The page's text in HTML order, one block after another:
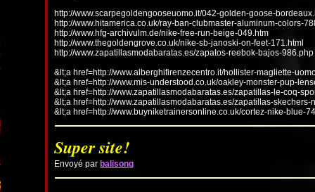
http://www.scarpegoldengooseuomo.it/042-golden-goose-
http://www.hitamerica.co.uk/ray-ban-clubmaster-aluminum-colors-
http://www.hfg-archivulm.de/nike-free-run-beige-049.htm
http://www.thegoldengrove.co.uk/nike-sb-janoski-on-feet-171.html
http://www.zapatillasmodabaratas.es/zapatos-reebok-bajos-986.php
&lt;a href=http://www.alberghifirenzecentro.it/hollister-magliette-
&lt;a href=http://www.mis-understood.co.uk/oakley-monster-pup-
&lt;a href=http://www.zapatillasmodabaratas.es/zapatillas-le-coq-
&lt;a href=http://www.zapatillasmodabaratas.es/zapatillas-
&lt;a href=http://www.buyniketrainersonline.co.uk/cortez-nike-blue-
Super site!
Envoyé par balisong